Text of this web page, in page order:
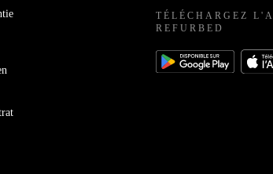
TÉLÉCHARGEZ
REFURBED